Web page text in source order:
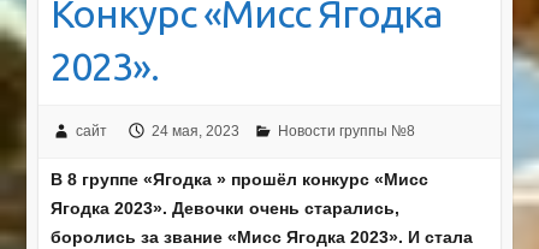
Конкурс «Мисс Ягодка
2023».
сайт 24 мая, 2023 Новости группы №8
В 8 группе «Ягодка » прошёл конкурс «Мисс
Ягодка 2023». Девочки очень старались,
боролись за звание «Мисс Ягодка 2023». И стала